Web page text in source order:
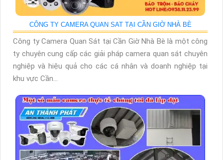
CÔNG TY CAMERA QUAN SAT TẠI CẦN GIỜ NHÀ BÈ
Công ty Camera Quan Sát tại Cần Giờ Nhà Bè là một công
ty chuyên cung cấp các giải pháp camera quan sát chuyên
nghiệp và hiệu quả cho các cá nhân và doanh nghiệp tại
khu vực Cần...